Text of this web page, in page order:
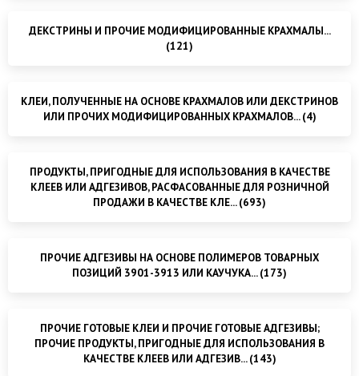
ДЕКСТРИНЫ И ПРОЧИЕ МОДИФИЦИРОВАННЫЕ КРАХМАЛЫ...
(121)
КЛЕИ, ПОЛУЧЕННЫЕ НА ОСНОВЕ КРАХМАЛОВ ИЛИ ДЕКСТРИНОВ
ИЛИ ПРОЧИХ МОДИФИЦИРОВАННЫХ КРАХМАЛОВ... (4)
ПРОДУКТЫ, ПРИГОДНЫЕ ДЛЯ ИСПОЛЬЗОВАНИЯ В КАЧЕСТВЕ
КЛЕЕВ ИЛИ АДГЕЗИВОВ, РАСФАСОВАННЫЕ ДЛЯ РОЗНИЧНОЙ
ПРОДАЖИ В КАЧЕСТВЕ КЛЕ... (693)
ПРОЧИЕ АДГЕЗИВЫ НА ОСНОВЕ ПОЛИМЕРОВ ТОВАРНЫХ
ПОЗИЦИЙ 3901-3913 ИЛИ КАУЧУКА... (173)
ПРОЧИЕ ГОТОВЫЕ КЛЕИ И ПРОЧИЕ ГОТОВЫЕ АДГЕЗИВЫ;
ПРОЧИЕ ПРОДУКТЫ, ПРИГОДНЫЕ ДЛЯ ИСПОЛЬЗОВАНИЯ В
КАЧЕСТВЕ КЛЕЕВ ИЛИ АДГЕЗИВ... (143)